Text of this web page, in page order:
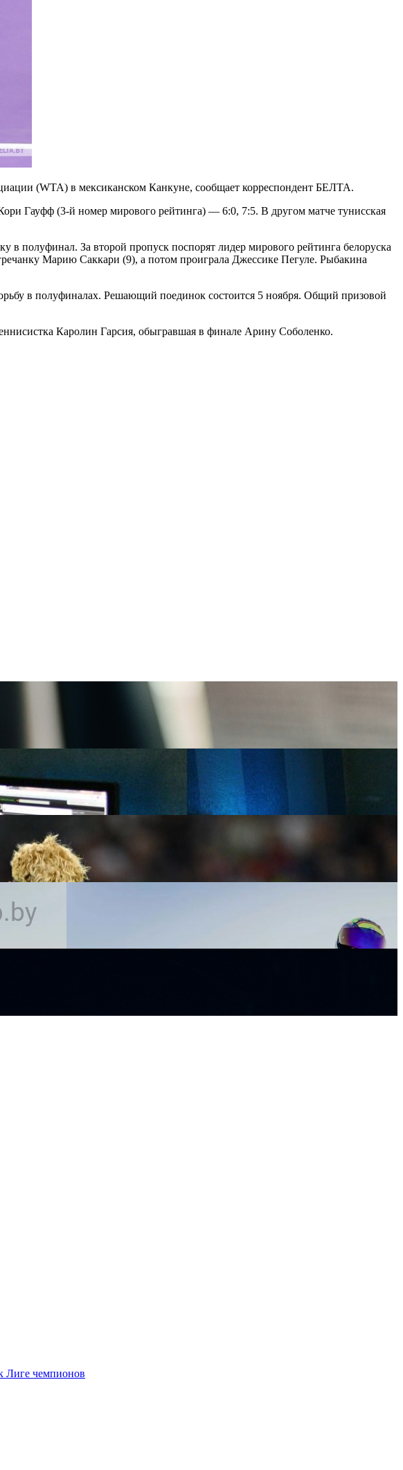
(WTA) в мексиканском Канкуне, сообщает корреспондент БЕЛТА.
Гауфф (3-й номер мирового рейтинга) — 6:0, 7:5. В другом матче тунисская
в полуфинал. За второй пропуск поспорят лидер мирового рейтинга белоруска
Марию Саккари (9), а потом проиграла Джессике Пегуле. Рыбакина
в полуфиналах. Решающий поединок состоится 5 ноября. Общий призовой
Каролин Гарсия, обыгравшая в финале Арину Соболенко.
Лиге чемпионов